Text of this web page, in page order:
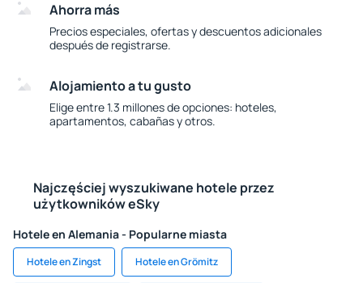
Ahorra más
Precios especiales, ofertas y descuentos adicionales
después de registrarse.
Alojamiento a tu gusto
Elige entre 1.3 millones de opciones: hoteles,
apartamentos, cabañas y otros.
Najczęściej wyszukiwane hotele przez
użytkowników eSky
Hotele en Alemania - Popularne miasta
Hotele en Zingst Hotele en Grömitz